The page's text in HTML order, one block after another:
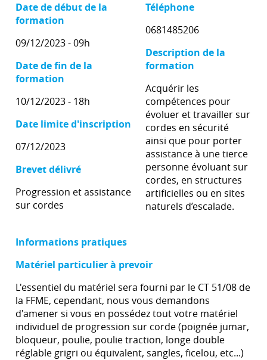
Date de début de la
formation
09/12/2023 - 09h
Date de fin de la
formation
10/12/2023 - 18h
Date limite d'inscription
07/12/2023
Brevet délivré
Progression et assistance
sur cordes
Téléphone
0681485206
Description de la
formation
Acquérir les
compétences pour
évoluer et travailler sur
cordes en sécurité
ainsi que pour porter
assistance à une tierce
personne évoluant sur
cordes, en structures
artificielles ou en sites
naturels d’escalade.
Informations pratiques
Matériel particulier à prevoir
L'essentiel du matériel sera fourni par le CT 51/08 de
la FFME, cependant, nous vous demandons
d'amener si vous en possédez tout votre matériel
individuel de progression sur corde (poignée jumar,
bloqueur, poulie, poulie traction, longe double
réglable grigri ou équivalent, sangles, ficelou, etc...)